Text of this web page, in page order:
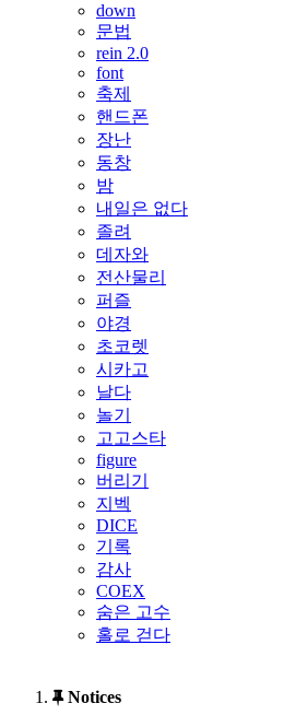
down
문법
rein 2.0
font
축제
핸드폰
장난
동창
밤
내일은 없다
졸려
데자와
전산물리
퍼즐
야경
초코렛
시카고
날다
놀기
고고스타
figure
버리기
지벡
DICE
기록
감사
COEX
숨은 고수
홀로 걷다
Notices